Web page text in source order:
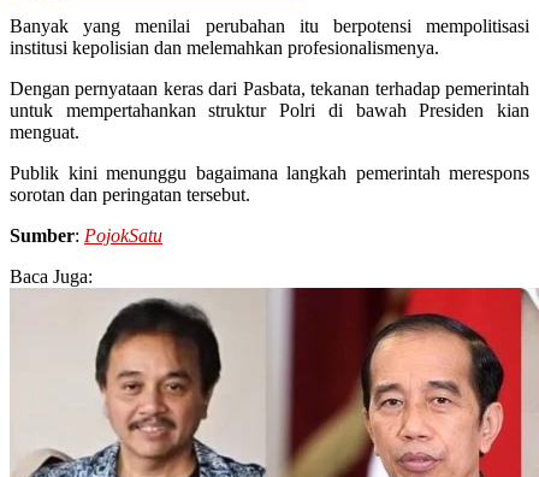
Banyak yang menilai perubahan itu berpotensi mempolitisasi
institusi kepolisian dan melemahkan profesionalismenya.
Dengan pernyataan keras dari Pasbata, tekanan terhadap pemerintah
untuk mempertahankan struktur Polri di bawah Presiden kian
menguat.
Publik kini menunggu bagaimana langkah pemerintah merespons
sorotan dan peringatan tersebut.
Sumber: PojokSatu
Baca Juga: